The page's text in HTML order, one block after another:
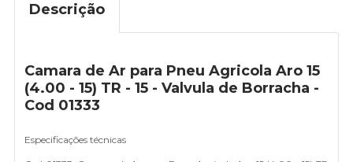
Descrição
Camara de Ar para Pneu Agricola Aro 15
(4.00 - 15) TR - 15 - Valvula de Borracha -
Cod 01333
Especificações técnicas